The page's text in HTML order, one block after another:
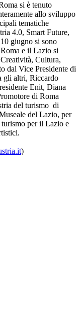
si è tenuto
allo sviluppo
tematiche
4.0, Smart Future,
giugno si sono
e il Lazio si
Cultura,
dal Vice Presidente di
gli altri, Riccardo
Enit, Diana
di Roma
del turismo di
del Lazio, per
per il Lazio e
)